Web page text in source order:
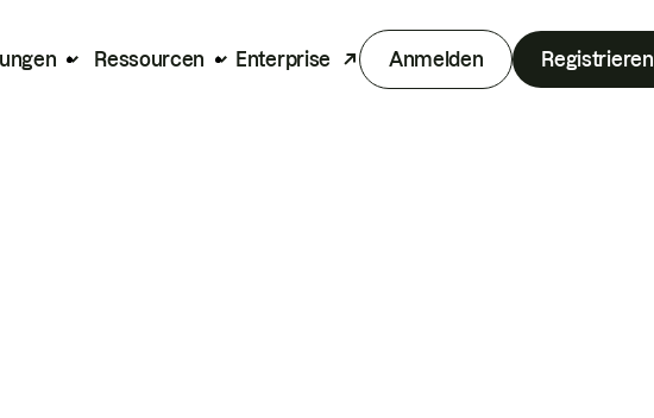
Ressourcen Enterprise Anmelden Registrieren